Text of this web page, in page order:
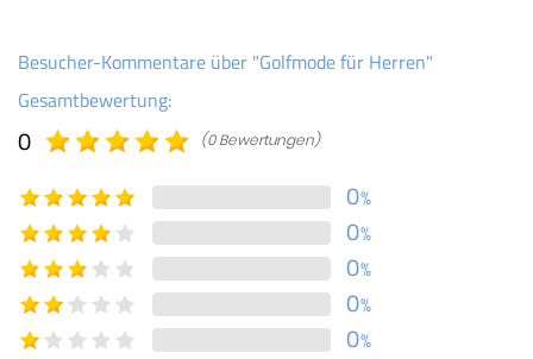
Besucher-Kommentare über "Golfmode für Herren"
Gesamtbewertung:
0 (0 Bewertungen)
0%
0%
0%
0%
0%